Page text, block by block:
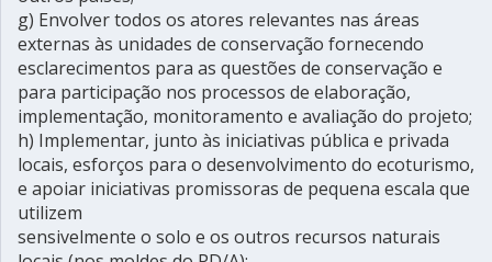
g) Envolver todos os atores relevantes nas áreas
externas às unidades de conservação fornecendo
esclarecimentos para as questões de conservação e
para participação nos processos de elaboração,
implementação, monitoramento e avaliação do projeto;
h) Implementar, junto às iniciativas pública e privada
locais, esforços para o desenvolvimento do ecoturismo,
e apoiar iniciativas promissoras de pequena escala que
utilizem
sensivelmente o solo e os outros recursos naturais